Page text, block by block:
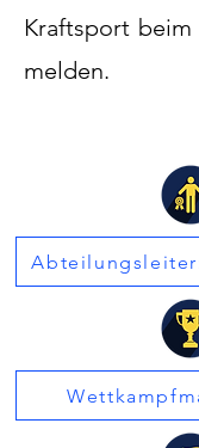
Kraftsport beim
melden.